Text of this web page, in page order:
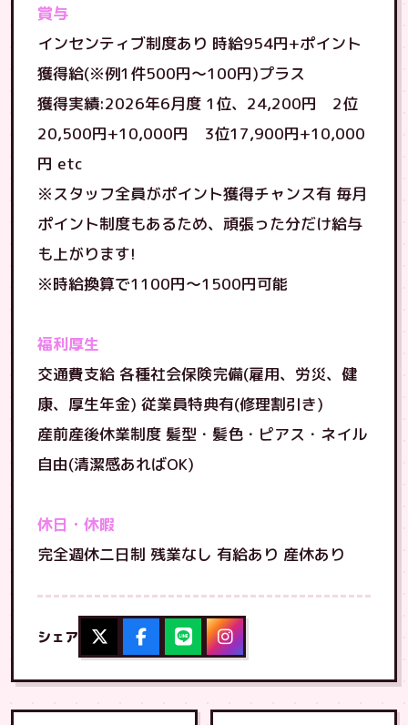
賞与
インセンティブ制度あり 時給954円+ポイント
獲得給(※例1件500円〜100円)プラス
獲得実績:2026年6月度 1位、24,200円 2位
20,500円+10,000円 3位17,900円+10,000
円 etc
※スタッフ全員がポイント獲得チャンス有 毎月
ポイント制度もあるため、頑張った分だけ給与
も上がります!
※時給換算で1100円〜1500円可能
福利厚生
交通費支給 各種社会保険完備(雇用、労災、健
康、厚生年金) 従業員特典有(修理割引き)
産前産後休業制度 髪型・髪色・ピアス・ネイル
自由(清潔感あればOK)
休日・休暇
完全週休二日制 残業なし 有給あり 産休あり
シェア